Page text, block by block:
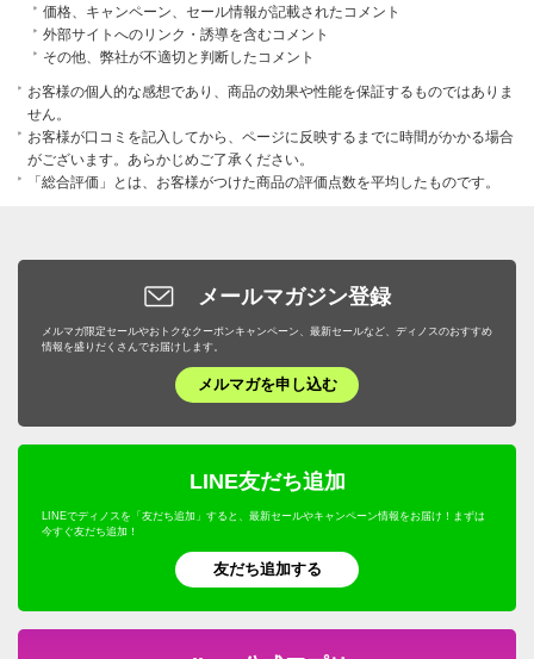
価格、キャンペーン、セール情報が記載されたコメント
外部サイトへのリンク・誘導を含むコメント
その他、弊社が不適切と判断したコメント
お客様の個人的な感想であり、商品の効果や性能を保証するものではありま
せん。
お客様が口コミを記入してから、ページに反映するまでに時間がかかる場合
がございます。あらかじめご了承ください。
「総合評価」とは、お客様がつけた商品の評価点数を平均したものです。
メールマガジン登録
メルマガ限定セールやおトクなクーポンキャンペーン、最新セールなど、ディノスのおすすめ
情報を盛りだくさんでお届けします。
メルマガを申し込む
LINE友だち追加
LINEでディノスを「友だち追加」すると、最新セールやキャンペーン情報をお届け！まずは
今すぐ友だち追加！
友だち追加する